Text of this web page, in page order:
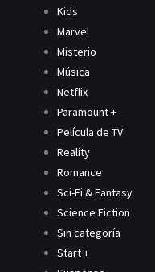
Kids
Marvel
Misterio
Música
Netflix
Paramount +
Película de TV
Reality
Romance
Sci-Fi & Fantasy
Science Fiction
Sin categoría
Start +